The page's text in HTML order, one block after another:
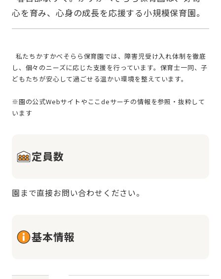
し、個々のニーズに応じた支援を行っています。保育士一同、子
どもたちが安心して過ごせる温かい環境を整えています。
※園の公式Webサイトやここdeサーチの情報を参照・抜粋して
定員数
園まで直接お問い合わせください。
基本情報